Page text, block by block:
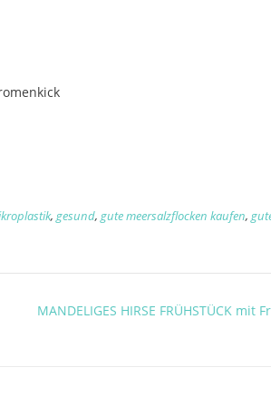
, gesund, gute meersalzflocken kaufen,
MANDELIGES HIRSE FRÜHSTÜCK mit